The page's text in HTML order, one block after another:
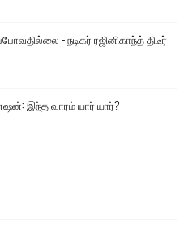
- நடிகர் ரஜினிகாந்த் திடீர்
இந்த வாரம் யார் யார்?